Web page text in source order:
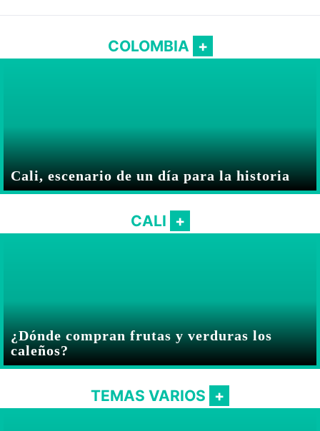
COLOMBIA
Cali, escenario de un día para la historia
CALI
¿Dónde compran frutas y verduras los
caleños?
TEMAS VARIOS